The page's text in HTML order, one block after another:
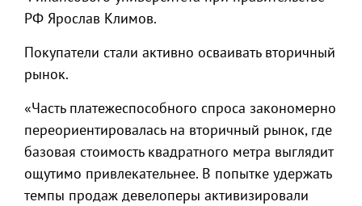
РФ Ярослав Климов.
Покупатели стали активно осваивать вторичный
рынок.
«Часть платежеспособного спроса закономерно
переориентировалась на вторичный рынок, где
базовая стоимость квадратного метра выглядит
ощутимо привлекательнее. В попытке удержать
темпы продаж девелоперы активизировали